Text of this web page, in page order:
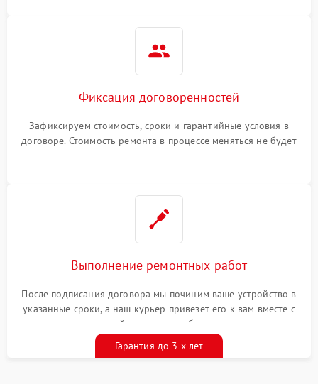
Фиксация договоренностей
Зафиксируем стоимость, сроки и гарантийные условия в
договоре. Стоимость ремонта в процессе меняться не будет
Выполнение ремонтных работ
После подписания договора мы починим ваше устройство в
указанные сроки, а наш курьер привезет его к вам вместе с
гарантийным талоном бесплатно
Гарантия до 3-х лет